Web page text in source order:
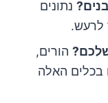
נתונים
לרעש.
הורים,
בכלים האלה